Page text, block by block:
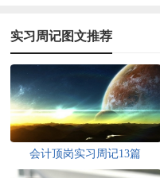
实习周记图文推荐
会计顶岗实习周记13篇